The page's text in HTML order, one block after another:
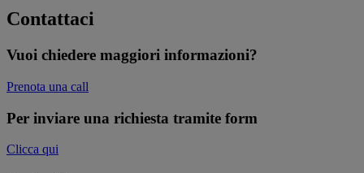
Contattaci
Vuoi chiedere maggiori informazioni?
Prenota una call
Per inviare una richiesta tramite form
Clicca qui